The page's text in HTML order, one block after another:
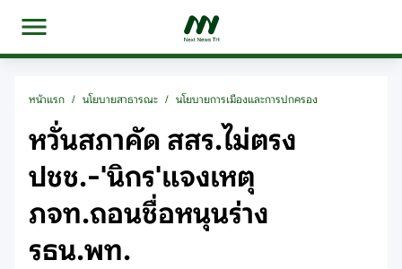
หน้าแรก / นโยบายสาธารณะ / นโยบายการเมืองและการปกครอง
หวั่นสภาคัด สสร.ไม่ตรง
ปชช.-'นิกร'แจงเหตุ
ภจท.ถอนชื่อหนุนร่าง
รธน.พท.